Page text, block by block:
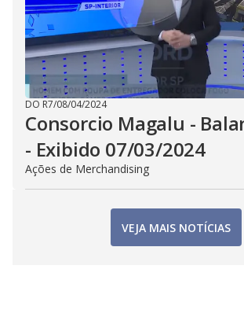
DO R7/08/04/2024
Consorcio Magalu -
- Exibido 07/03/2024
Ações de Merchandising
VEJA MAIS NOTÍCIAS